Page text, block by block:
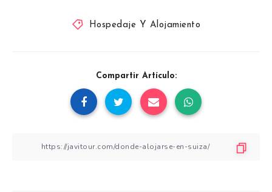
Hospedaje Y Alojamiento
Compartir Artículo: